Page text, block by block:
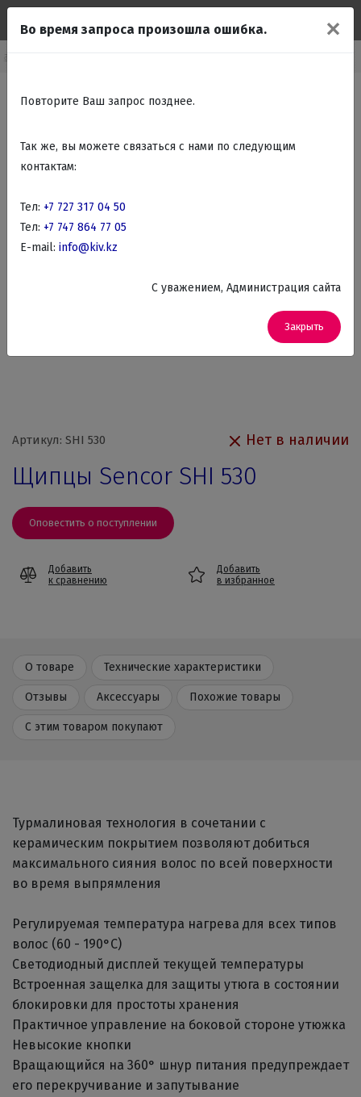
Артикул: SHI 530 Нет в наличии
Щипцы Sencor SHI 530
Оповестить о поступлении
Добавить
к сравнению
Добавить
в избранное
О товаре Технические характеристики
Отзывы Аксессуары Похожие товары
С этим товаром покупают
Турмалиновая технология в сочетании с
керамическим покрытием позволяют добиться
максимального сияния волос по всей поверхности
во время выпрямления
Регулируемая температура нагрева для всех типов
волос (60 - 190°C)
Светодиодный дисплей текущей температуры
Встроенная защелка для защиты утюга в состоянии
блокировки для простоты хранения
Практичное управление на боковой стороне утюжка
Невысокие кнопки
Вращающийся на 360° шнур питания предупреждает
его перекручивание и запутывание
✕
Во время запроса произошла ошибка.
Повторите Ваш запрос позднее.
Так же, вы можете связаться с нами по следующим
контактам:
Тел: +7 727 317 04 50
Тел: +7 747 864 77 05
E-mail: info@kiv.kz
C уважением, Администрация сайта
Закрыть